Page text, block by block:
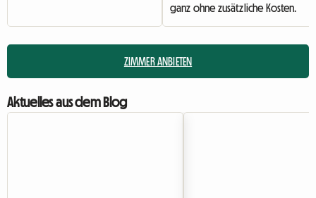
ganz ohne zusätzliche Kosten.
ZIMMER ANBIETEN
Aktuelles aus dem Blog